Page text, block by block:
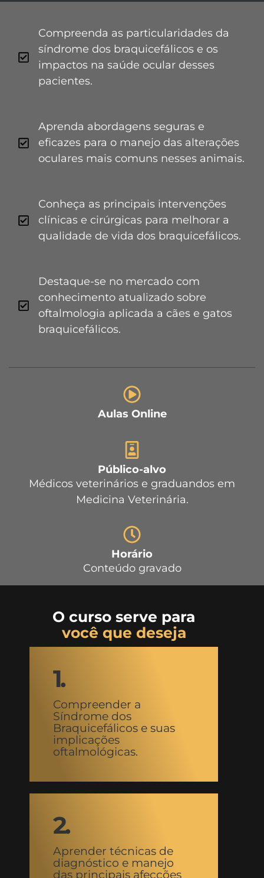
Compreenda as particularidades da
síndrome dos braquicefálicos e os
impactos na saúde ocular desses
pacientes.
Aprenda abordagens seguras e
eficazes para o manejo das alterações
oculares mais comuns nesses animais.
Conheça as principais intervenções
clínicas e cirúrgicas para melhorar a
qualidade de vida dos braquicefálicos.
Destaque-se no mercado com
conhecimento atualizado sobre
oftalmologia aplicada a cães e gatos
braquicefálicos.
Aulas Online
Público-alvo
Médicos veterinários e graduandos em
Medicina Veterinária.
Horário
Conteúdo gravado
O curso serve para
você que deseja
1.
Compreender a
Síndrome dos
Braquicefálicos e suas
implicações
oftalmológicas.
2.
Aprender técnicas de
diagnóstico e manejo
das principais afecções